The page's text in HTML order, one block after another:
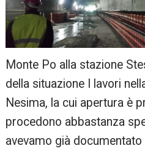
Monte Po alla stazione
della situazione I lavori
Nesima, la cui apertura è
procedono abbastanza
avevamo già